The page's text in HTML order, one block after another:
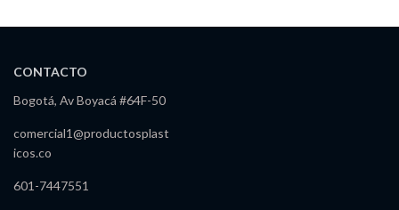
CONTACTO
Bogotá, Av Boyacá #64F-50
comercial1@productosplast
icos.co
601-7447551